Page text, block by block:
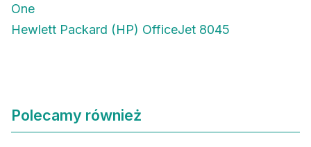
One
Hewlett Packard (HP) OfficeJet 8045
Polecamy również